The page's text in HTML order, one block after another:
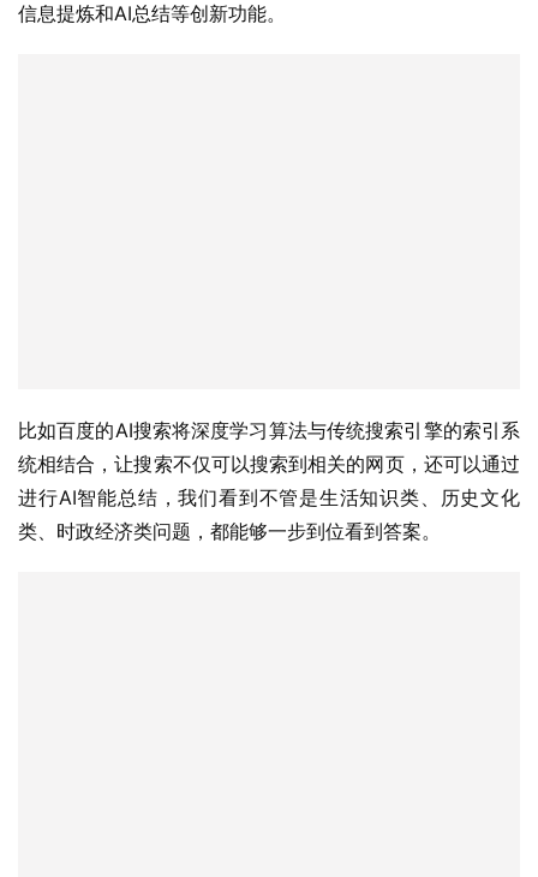
信息提炼和AI总结等创新功能。
比如百度的AI搜索将深度学习算法与传统搜索引擎的索引系
统相结合，让搜索不仅可以搜索到相关的网页，还可以通过
进行AI智能总结，我们看到不管是生活知识类、历史文化
类、时政经济类问题，都能够一步到位看到答案。